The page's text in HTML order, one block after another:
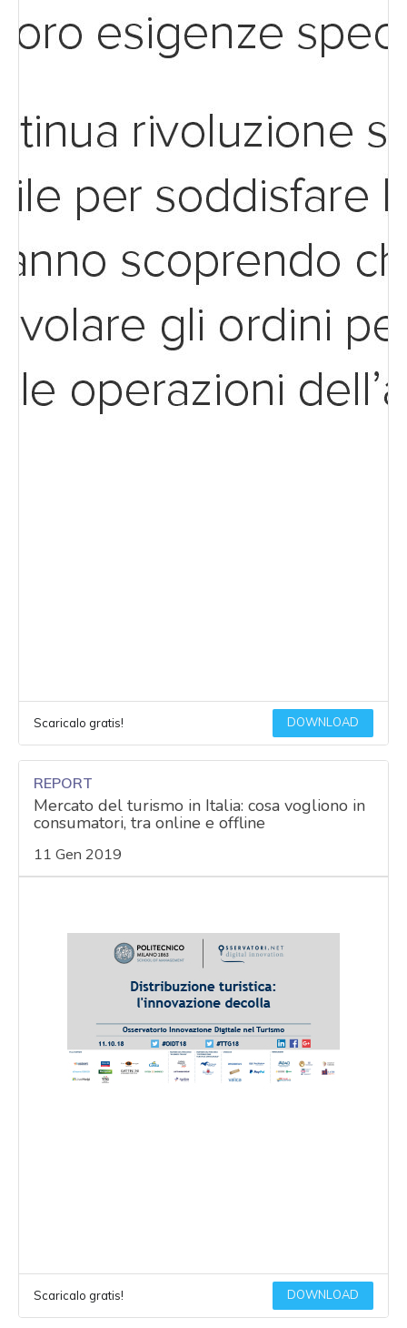
Scaricalo gratis! DOWNLOAD
REPORT
Mercato del turismo in Italia: cosa vogliono in
consumatori, tra online e offline
11 Gen 2019
Scaricalo gratis! DOWNLOAD